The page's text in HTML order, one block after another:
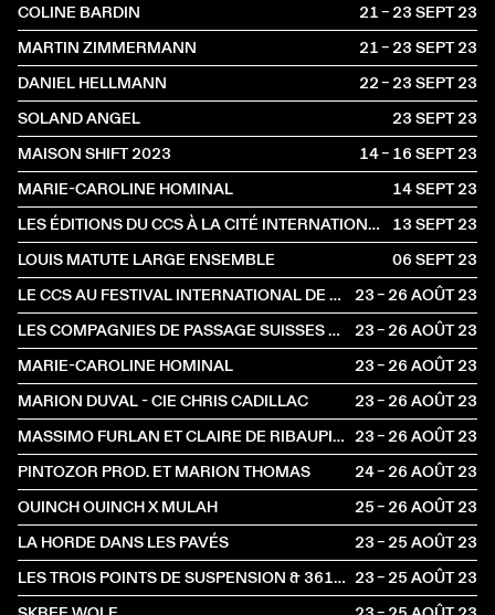
COLINE BARDIN
21 – 23 SEPT2023
MARTIN ZIMMERMANN
21 – 23 SEPT2023
DANIEL HELLMANN
22 – 23 SEPT2023
SOLAND ANGEL
23 SEPT2023
MAISON SHIFT 2023
14 – 16 SEPT2023
MARIE-CAROLINE HOMINAL
14 SEPT2023
LES ÉDITIONS DU CCS À LA CITÉ INTERNATIONALE DES ARTS
13 SEPT2023
LOUIS MATUTE LARGE ENSEMBLE
06 SEPT2023
LE CCS AU FESTIVAL INTERNATIONAL DE THÉÂTRE DE RUE D’AURILLAC
23 – 26 AOÛT2023
LES COMPAGNIES DE PASSAGE SUISSES AU FESTIVAL D'AURILLAC
23 – 26 AOÛT2023
MARIE-CAROLINE HOMINAL
23 – 26 AOÛT2023
MARION DUVAL - CIE CHRIS CADILLAC
23 – 26 AOÛT2023
MASSIMO FURLAN ET CLAIRE DE RIBAUPIERRE 23 – 26 AOÛT2023
PINTOZOR PROD. ET MARION THOMAS
24 – 26 AOÛT2023
OUINCH OUINCH X MULAH
25 – 26 AOÛT2023
LA HORDE DANS LES PAVÉS
23 – 25 AOÛT2023
LES TROIS POINTS DE SUSPENSION & 3615 DAKOTA 23 – 25 AOÛT2023